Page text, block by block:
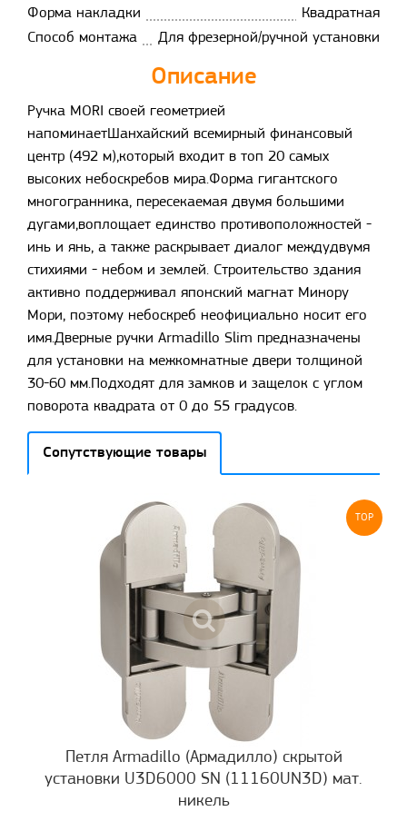
Форма накладки
Квадратная
Способ монтажа
Для фрезерной/ручной установки
Описание
Ручка MORI своей геометрией
напоминаетШанхайский всемирный финансовый
центр (492 м),который входит в топ 20 самых
высоких небоскребов мира.Форма гигантского
многогранника, пересекаемая двумя большими
дугами,воплощает единство противоположностей -
инь и янь, а также раскрывает диалог междудвумя
стихиями - небом и землей. Строительство здания
активно поддерживал японский магнат Минору
Мори, поэтому небоскреб неофициально носит его
имя.Дверные ручки Armadillo Slim предназначены
для установки на межкомнатные двери толщиной
30-60 мм.Подходят для замков и защелок с углом
поворота квадрата от 0 до 55 градусов.
Сопутствующие товары
TOP
Петля Armadillo (Армадилло) скрытой
установки U3D6000 SN (11160UN3D) мат.
никель